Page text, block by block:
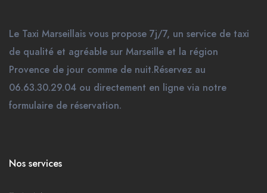
Le Taxi Marseillais vous propose 7j/7, un service de taxi
de qualité et agréable sur Marseille et la région
Provence de jour comme de nuit.Réservez au
06.63.30.29.04 ou directement en ligne via notre
formulaire de réservation.
Nos services